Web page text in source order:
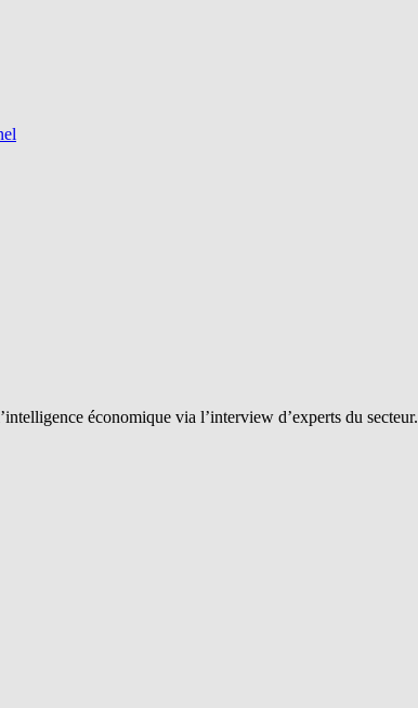
économique via l’interview d’experts du secteur.